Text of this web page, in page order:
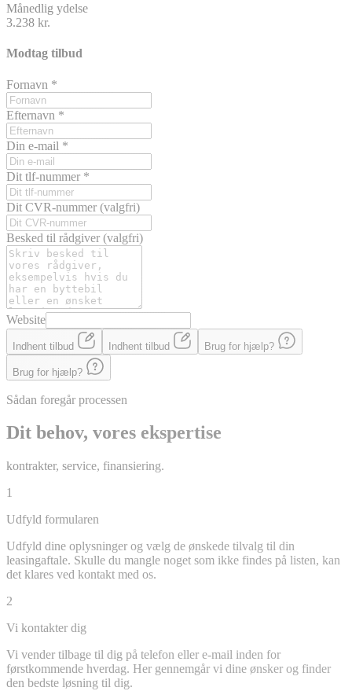
Månedlig ydelse
3.238 kr.
Modtag tilbud
Fornavn *
Efternavn *
Din e-mail *
Dit tlf-nummer *
Dit CVR-nummer (valgfri)
Besked til rådgiver (valgfri)
Website
Indhent tilbud Indhent tilbud Brug for hjælp?
Brug for hjælp?
Sådan foregår processen
Dit behov, vores ekspertise
kontrakter, service, finansiering.
1
Udfyld formularen
Udfyld dine oplysninger og vælg de ønskede tilvalg til din
leasingaftale. Skulle du mangle noget som ikke findes på listen, kan
det klares ved kontakt med os.
2
Vi kontakter dig
Vi vender tilbage til dig på telefon eller e-mail inden for
førstkommende hverdag. Her gennemgår vi dine ønsker og finder
den bedste løsning til dig.